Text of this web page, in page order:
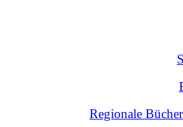
Regionale